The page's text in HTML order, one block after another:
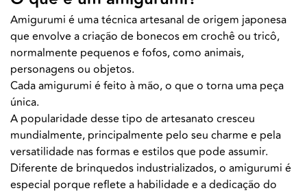
Amigurumi é uma técnica artesanal de origem japonesa
que envolve a criação de bonecos em crochê ou tricô,
normalmente pequenos e fofos, como animais,
personagens ou objetos.
Cada amigurumi é feito à mão, o que o torna uma peça
única.
A popularidade desse tipo de artesanato cresceu
mundialmente, principalmente pelo seu charme e pela
versatilidade nas formas e estilos que pode assumir.
Diferente de brinquedos industrializados, o amigurumi é
especial porque reflete a habilidade e a dedicação do